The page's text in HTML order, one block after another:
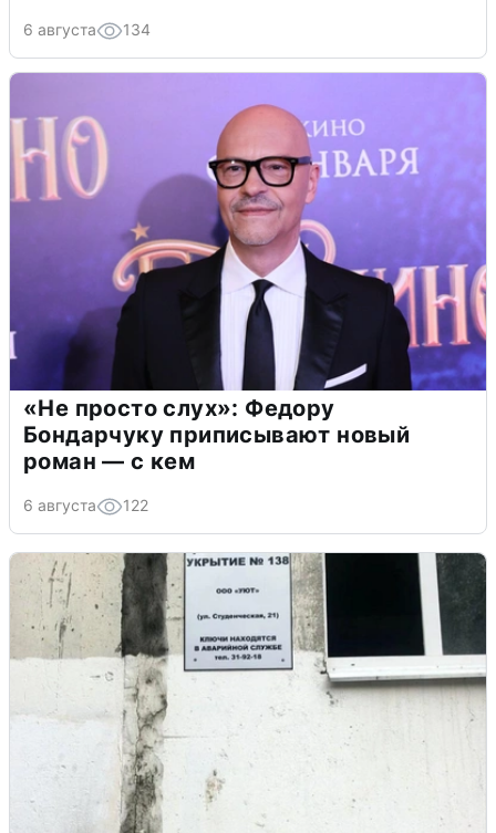
6 августа 134
«Не просто слух»: Федору
Бондарчуку приписывают новый
роман — с кем
6 августа 122